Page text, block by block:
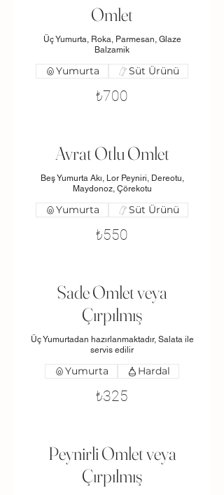
Omlet
Üç Yumurta, Roka, Parmesan, Glaze
Balzamik
₺700
Yumurta Süt Ürünü
Avrat Otlu Omlet
Beş Yumurta Akı, Lor Peyniri, Dereotu,
Maydonoz, Çörekotu
₺550
Yumurta Süt Ürünü
Sade Omlet veya
Çırpılmış
Üç Yumurtadan hazırlanmaktadır, Salata ile
servis edilir
₺325
Yumurta Hardal
Peynirli Omlet veya
Çırpılmış